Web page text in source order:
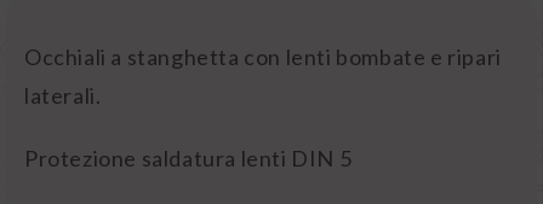
Occhiali a stanghetta con lenti bombate e ripari
laterali.
Protezione saldatura lenti DIN 5